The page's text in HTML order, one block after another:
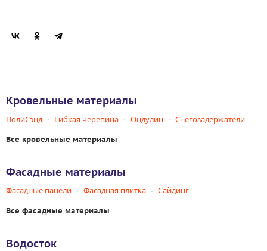
Кровельные материалы
ПолиСэнд Гибкая черепица Ондулин Снегозадержатели
Все кровельные материалы
Фасадные материалы
Фасадные панели Фасадная плитка Сайдинг
Все фасадные материалы
Водосток